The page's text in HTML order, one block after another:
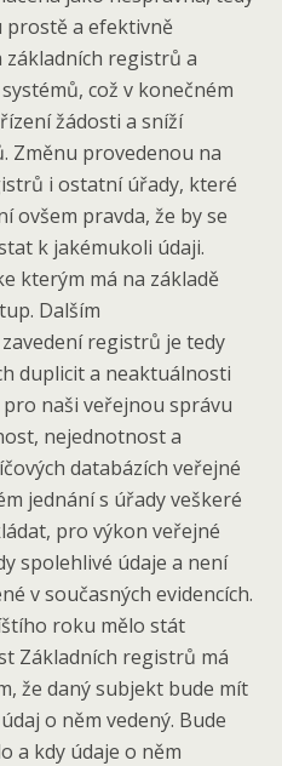
prostě a efektivně
základních registrů a
což v konečném
žádosti a sníží
Změnu provedenou na
i ostatní úřady, které
ovšem pravda, že by se
k jakémukoli údaji.
kterým má na základě
Dalším
registrů je tedy
duplicit a neaktuálnosti
naši veřejnou správu
nejednotnost a
databázích veřejné
jednání s úřady veškeré
pro výkon veřejné
spolehlivé údaje a není
v současných evidencích.
roku mělo stát
Základních registrů má
že daný subjekt bude mít
o něm vedený. Bude
a kdy údaje o něm